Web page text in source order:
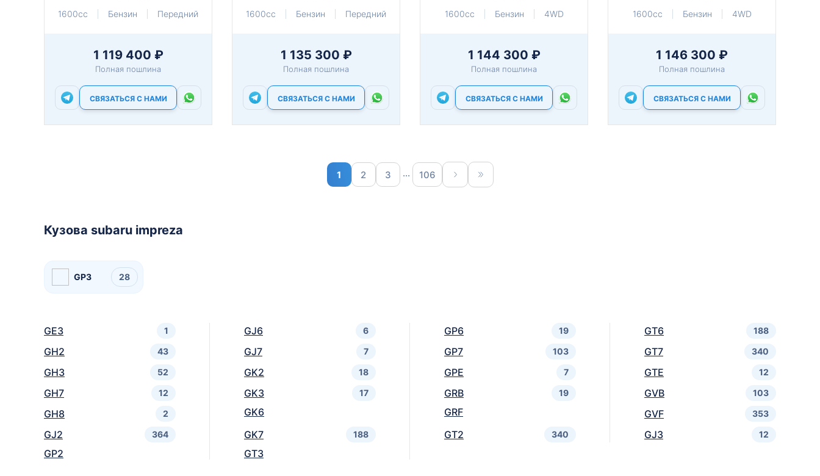
1600cc
Бензин Передний
1 119 400 ₽
Полная пошлина
СВЯЗАТЬСЯ С НАМИ
1600cc
Бензин Передний
1 135 300 ₽
Полная пошлина
СВЯЗАТЬСЯ С НАМИ
1600cc
Бензин 4WD
1 144 300 ₽
Полная пошлина
СВЯЗАТЬСЯ С НАМИ
1600cc
Бензин 4WD
1 146 300 ₽
Полная пошлина
СВЯЗАТЬСЯ С НАМИ
1 2 3 ... 106
Кузова subaru impreza
GP3 28
GE3 1 GJ6 6 GP6 19 GT6 188
GH2 43 GJ7 7 GP7 103 GT7 340
GH3 52 GK2 18 GPE 7 GTE 12
GH7 12 GK3 17 GRB 19 GVB 103
GH8 2 GK6 GRF GVF 353
GJ2 364 GK7 188 GT2 340 GJ3 12
GP2 GT3